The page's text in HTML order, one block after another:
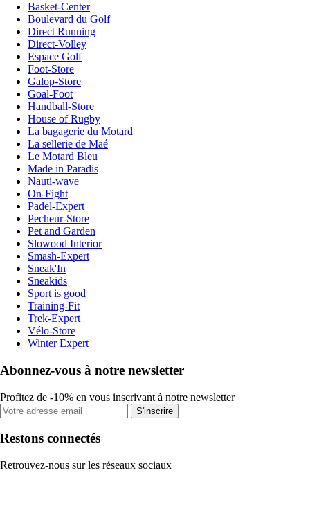
Basket-Center
Boulevard du Golf
Direct Running
Direct-Volley
Espace Golf
Foot-Store
Galop-Store
Goal-Foot
Handball-Store
House of Rugby
La bagagerie du Motard
La sellerie de Maé
Le Motard Bleu
Made in Paradis
Nauti-wave
On-Fight
Padel-Expert
Pecheur-Store
Pet and Garden
Slowood Interior
Smash-Expert
Sneak'In
Sneakids
Sport is good
Training-Fit
Trek-Expert
Vélo-Store
Winter Expert
Abonnez-vous à notre newsletter
Profitez de -10% en vous inscrivant à notre newsletter
S'inscrire
Restons connectés
Retrouvez-nous sur les réseaux sociaux